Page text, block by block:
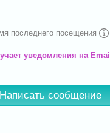
последнего посещения
уведомления на Email
Написать сообщение